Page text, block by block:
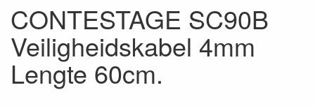
CONTESTAGE SC90B
Veiligheidskabel 4mm
Lengte 60cm.